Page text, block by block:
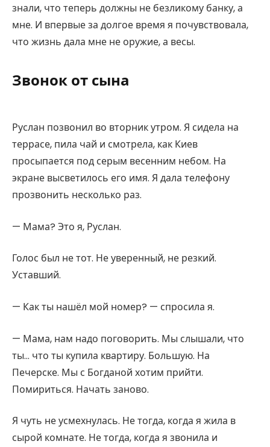
знали, что теперь должны не безликому банку, а
мне. И впервые за долгое время я почувствовала,
что жизнь дала мне не оружие, а весы.
Звонок от сына
Руслан позвонил во вторник утром. Я сидела на
террасе, пила чай и смотрела, как Киев
просыпается под серым весенним небом. На
экране высветилось его имя. Я дала телефону
прозвонить несколько раз.
— Мама? Это я, Руслан.
Голос был не тот. Не уверенный, не резкий.
Уставший.
— Как ты нашёл мой номер? — спросила я.
— Мама, нам надо поговорить. Мы слышали, что
ты… что ты купила квартиру. Большую. На
Печерске. Мы с Богданой хотим прийти.
Помириться. Начать заново.
Я чуть не усмехнулась. Не тогда, когда я жила в
сырой комнате. Не тогда, когда я звонила и